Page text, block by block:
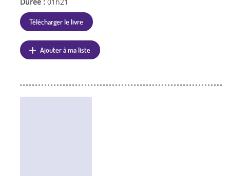
Télécharger le livre
Ajouter à ma liste